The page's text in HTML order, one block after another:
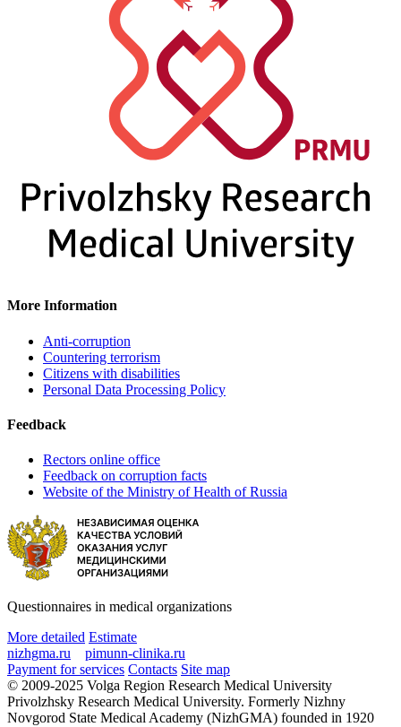
More Information
Anti-corruption
Countering terrorism
Citizens with disabilities
Personal Data Processing Policy
Feedback
Rectors online office
Feedback on corruption facts
Website of the Ministry of Health of Russia
Questionnaires in medical organizations
More detailed Estimate
nizhgma.ru
pimunn-clinika.ru
Payment for services Contacts Site map
© 2009-2025 Volga Region Research Medical University
Privolzhsky Research Medical University. Formerly Nizhny
Novgorod State Medical Academy (NizhGMA) founded in 1920